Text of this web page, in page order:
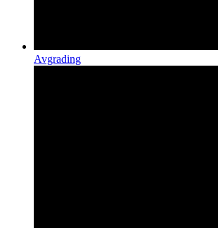
Avgrading